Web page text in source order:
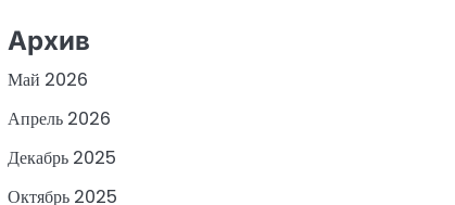
Архив
Май 2026
Апрель 2026
Декабрь 2025
Октябрь 2025